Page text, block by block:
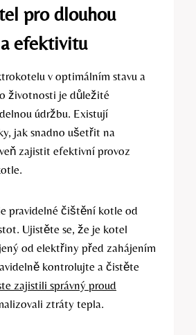
pro dlouhou
efektivitu
v optimálním stavu a
životnosti je důležité
údržbu. Existují
jak snadno ušetřit na
zajistit efektivní provoz
pravidelné čištění kotle od
Ujistěte se, že je kotel
od elektřiny před zahájením
kontrolujte a čistěte
zajistili správný proud
ztráty tepla.